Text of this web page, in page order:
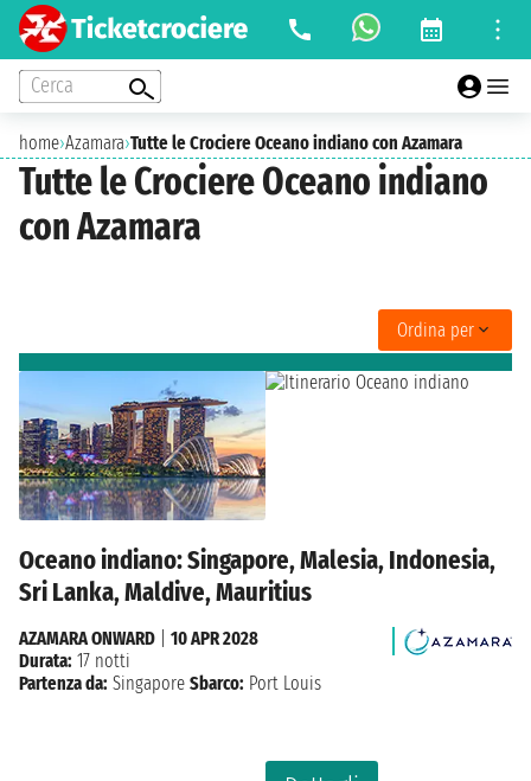
Cerca
home›Azamara›Tutte le Crociere Oceano indiano con Azamara
Tutte le Crociere Oceano indiano
con Azamara
Ordina per
Oceano indiano: Singapore, Malesia, Indonesia,
Sri Lanka, Maldive, Mauritius
AZAMARA ONWARD
10 APR 2028
Durata: 17 notti
Partenza da: Singapore Sbarco: Port Louis